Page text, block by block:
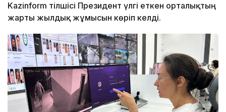
Kazinform тілшісі Президент үлгі еткен орталықтың
жарты жылдық жұмысын көріп келді.